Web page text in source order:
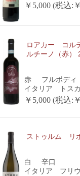
￥5,000 (税込:
ロアカー コル
ルチーノ（赤）
赤
フルボディ
イタリア トス
￥5,000 (税込:
ストゥルム リ
白
辛口
イタリア フリウ